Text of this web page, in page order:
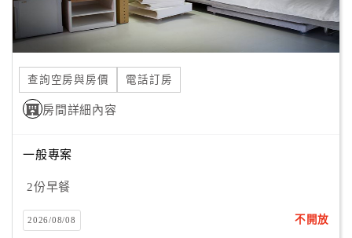
客
紅
利
查
訂
房
Q&A
查詢空房與房價 電話訂房
房間詳細內容
一般專案
2份早餐
2026/08/08 不開放